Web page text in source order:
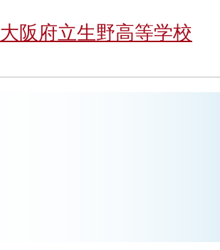
大阪府立生野高等学校